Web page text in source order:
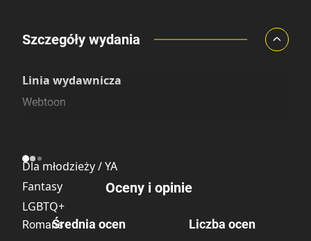
Porównaj ceny
Szczegóły wydania
Linia wydawnicza
Webtoon
Dla młodzieży / YA
Fantasy
LGBTQ+
Romans
Oceny i opinie
Średnia ocen Liczba ocen